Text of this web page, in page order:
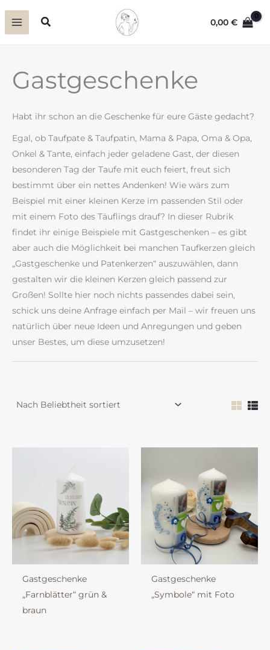
Inhalt
Suchen 0,00€
Gastgeschenke
Habt ihr schon an die Geschenke für eure Gäste gedacht?
Egal, ob Taufpate & Taufpatin, Mama & Papa, Oma & Opa,
Onkel & Tante, einfach jeder geladene Gast, der diesen
besonderen Tag der Taufe mit euch feiert, freut sich
bestimmt über ein nettes Andenken! Wie wärs zum
Beispiel mit einer kleinen Kerze im passenden Stil oder
mit einem Foto des Täuflings drauf? In dieser Rubrik
findet ihr einige Beispiele mit Gastgeschenken – es gibt
aber auch die Möglichkeit bei manchen Taufkerzen gleich
„Gastgeschenke und Patenkerzen“ auszuwählen, dann
gestalten wir die kleinen Kerzen gleich passend zur
Großen! Sollte hier noch nichts passendes dabei sein,
schick uns deine Anfrage einfach per Mail – wir freuen uns
natürlich über neue Ideen und Anregungen und geben
unser Bestes, um diese umzusetzen!
Gastgeschenke
„Farnblätter“ grün &
braun
Gastgeschenke
„Symbole“ mit Foto